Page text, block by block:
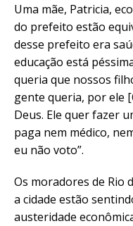
Uma mãe, Patricia,
do prefeito estão
desse prefeito era
educação está
queria que nossos
gente queria, por ele
Deus. Ele quer fazer
paga nem médico,
eu não voto”.
Os moradores de Rio
a cidade estão
austeridade